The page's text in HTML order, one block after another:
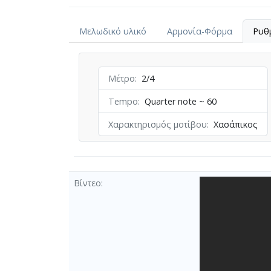
Μελωδικό υλικό Αρμονία-Φόρμα
Μέτρο
2/4
Tempo
Quarter note ~ 60
Χαρακτηρισμός μοτίβου
Χασάπικος
Βίντεο